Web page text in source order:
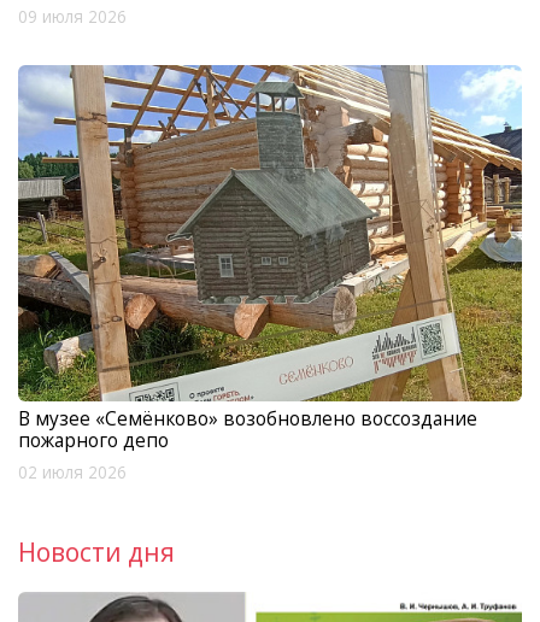
09 июля 2026
В музее «Семёнково» возобновлено воссоздание
пожарного депо
02 июля 2026
Новости дня